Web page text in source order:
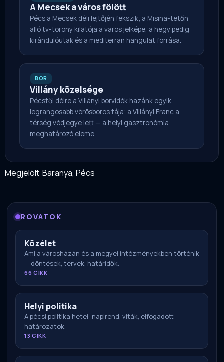
A Mecsek a város fölött
Pécs a Mecsek déli lejtőjén fekszik; a Misina-tetőn
álló tv-torony kilátója a város jelképe, a hegy pedig
kirándulóutak és a mediterrán hangulat forrása.
BOR
Villány közelsége
Pécstől délre a Villányi borvidék hazánk egyik
legrangosabb vörösboros tája; a Villányi Franc a
térség védjegye lett — a helyi gasztronómia
meghatározó eleme.
Megjelölt Baranya,Pécs
ROVATOK
Közélet
Ami a városházán és a megyei intézményekben történik
— döntések, tervek, határidők.
66 CIKK
Helyi politika
A pécsi politika hetei: napirend, viták, elfogadott
határozatok.
13 CIKK